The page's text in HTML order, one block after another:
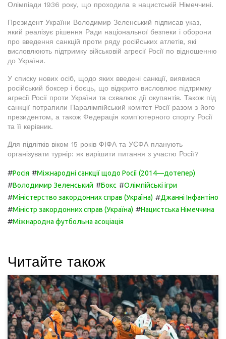
Олімпіади 1936 року, що проходила в нацистській Німеччині.
Президент України Володимир Зеленський підписав указ,
який реалізує рішення Ради національної безпеки і оборони
про введення санкцій проти ряду російських атлетів, які
висловлюють підтримку військовій агресії Росії по відношенню
до України.
У списку нових осіб, щодо яких введені санкції, виявився
російський боксер і боєць, що відкрито висловлює підтримку
агресії Росії проти України та схвалює дії окупантів. Також під
санкції потрапили Паралімпійський комітет Росії разом з його
президентом, а також Федерація комп'ютерного спорту Росії
та її керівник.
Для підлітків віком 15 років ФІФА та УЄФА планують
організувати турнір: як вирішити питання з участю Росії?
#Росія #Міжнародні санкції щодо Росії (2014—дотепер)
#Володимир Зеленський #Бокс #Олімпійські ігри
#Міністерство закордонних справ (Україна) #Джанні Інфантіно
#Міністр закордонних справ (Україна) #Нацистська Німеччина
#Міжнародна футбольна асоціація
Читайте також